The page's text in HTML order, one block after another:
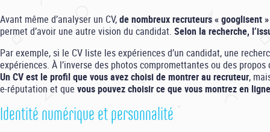
Avant même d’analyser un CV,de nombreux recruteurs « googlisent
permet d’avoir une autre vision du candidat. Selon la recherche,
Par exemple, si le CV liste les expériences d’un candidat, une
expériences. À l’inverse des photos compromettantes ou des
Un CV est le profil que vous avez choisi de montrer au recruteur,
e-réputation et que vous pouvez choisir ce que vous montrez en
Identité numérique et personnalité